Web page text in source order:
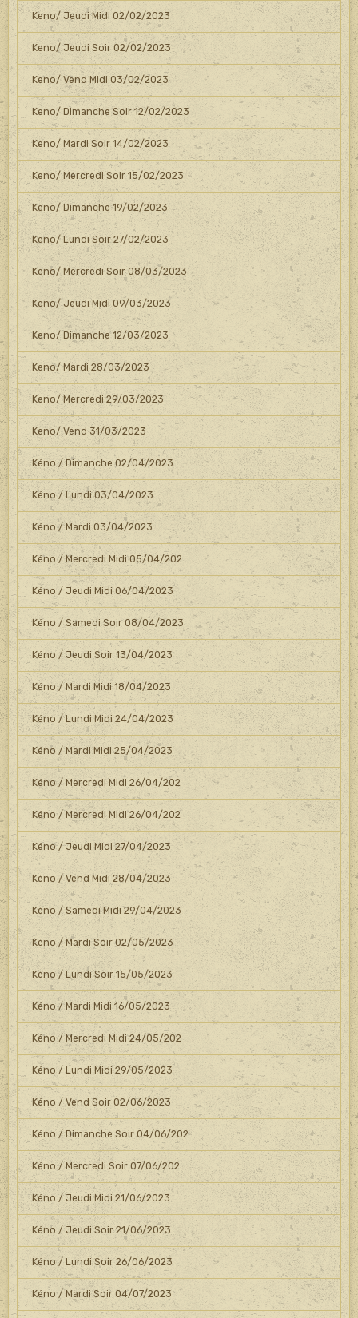
Keno/ Jeudi Midi 02/02/2023
Keno/ Jeudi Soir 02/02/2023
Keno/ Vend Midi 03/02/2023
Keno/ Dimanche Soir 12/02/2023
Keno/ Mardi Soir 14/02/2023
Keno/ Mercredi Soir 15/02/2023
Keno/ Dimanche 19/02/2023
Keno/ Lundi Soir 27/02/2023
Keno/ Mercredi Soir 08/03/2023
Keno/ Jeudi Midi 09/03/2023
Keno/ Dimanche 12/03/2023
Keno/ Mardi 28/03/2023
Keno/ Mercredi 29/03/2023
Keno/ Vend 31/03/2023
Kéno / Dimanche 02/04/2023
Kéno / Lundi 03/04/2023
Kéno / Mardi 03/04/2023
Kéno / Mercredi Midi 05/04/202
Kéno / Jeudi Midi 06/04/2023
Kéno / Samedi Soir 08/04/2023
Kéno / Jeudi Soir 13/04/2023
Kéno / Mardi Midi 18/04/2023
Kéno / Lundi Midi 24/04/2023
Kéno / Mardi Midi 25/04/2023
Kéno / Mercredi Midi 26/04/202
Kéno / Mercredi Midi 26/04/202
Kéno / Jeudi Midi 27/04/2023
Kéno / Vend Midi 28/04/2023
Kéno / Samedi Midi 29/04/2023
Kéno / Mardi Soir 02/05/2023
Kéno / Lundi Soir 15/05/2023
Kéno / Mardi Midi 16/05/2023
Kéno / Mercredi Midi 24/05/202
Kéno / Lundi Midi 29/05/2023
Kéno / Vend Soir 02/06/2023
Kéno / Dimanche Soir 04/06/202
Kéno / Mercredi Soir 07/06/202
Kéno / Jeudi Midi 21/06/2023
Kéno / Jeudi Soir 21/06/2023
Kéno / Lundi Soir 26/06/2023
Kéno / Mardi Soir 04/07/2023